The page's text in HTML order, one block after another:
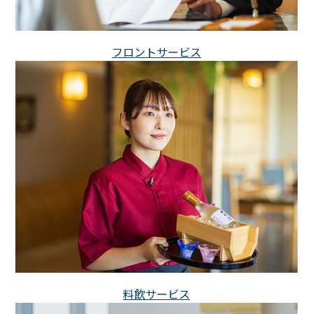
フロントサービス
料飲サービス